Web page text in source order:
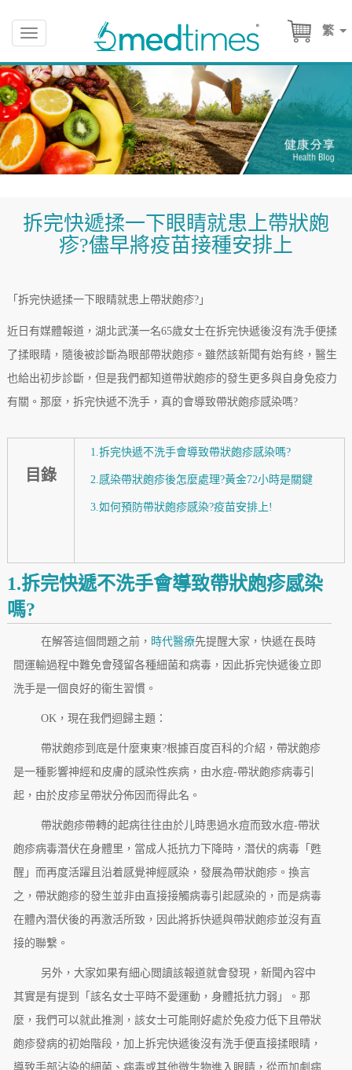
繁
Toggle
navigation
拆完快遞揉一下眼睛就患上帶狀皰
疹?儘早將疫苗接種安排上
「拆完快遞揉一下眼睛就患上帶狀皰疹?」
近日有媒體報道，湖北武漢一名65歲女士在拆完快遞後沒有洗手便揉
了揉眼睛，隨後被診斷為眼部帶狀皰疹。雖然該新聞有始有終，醫生
也給出初步診斷，但是我們都知道帶狀皰疹的發生更多與自身免疫力
有關。那麼，拆完快遞不洗手，真的會導致帶狀皰疹感染嗎?
目錄
1.拆完快遞不洗手會導致帶狀皰疹感染嗎?
2.感染帶狀皰疹後怎麼處理?黃金72小時是關鍵
3.如何預防帶狀皰疹感染?疫苗安排上!
1.拆完快遞不洗手會導致帶狀皰疹感染
嗎?
在解答這個問題之前， 時代醫療先提醒大家，快遞在長時
間運輸過程中難免會殘留各種細菌和病毒，因此拆完快遞後立即
洗手是一個良好的衞生習慣。
OK，現在我們迴歸主題：
帶狀皰疹到底是什麼東東?根據百度百科的介紹，帶狀皰疹
是一種影響神經和皮膚的感染性疾病，由水痘-帶狀皰疹病毒引
起，由於皮疹呈帶狀分佈因而得此名。
帶狀皰疹帶轉的起病往往由於⼉時患過⽔痘⽽致⽔痘-帶狀
皰疹病毒潛伏在身體⾥，當成⼈抵抗⼒下降時，潛伏的病毒「甦
醒」⽽再度活躍且沿着感覺神經感染，發展為帶狀皰疹。換言
之，帶狀皰疹的發生並非由直接接觸病毒引起感染的，而是病毒
在體內潛伏後的再激活所致，因此將拆快遞與帶狀皰疹並沒有直
接的聯繫。
另外，大家如果有細心閲讀該報道就會發現，新聞內容中
其實是有提到「該名女士平時不愛運動，身體抵抗力弱」。那
麼，我們可以就此推測，該女士可能剛好處於免疫力低下且帶狀
皰疹發病的初始階段，加上拆完快遞後沒有洗手便直接揉眼睛，
導致手部沾染的細菌、病毒或其他微生物進入眼睛，從而加劇病